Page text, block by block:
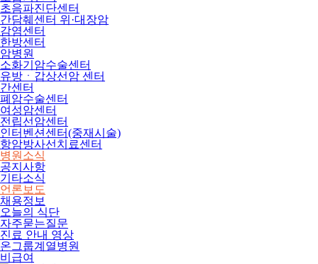
초음파진단센터
간담췌센터 위·대장암
감염센터
한방센터
암병원
소화기암수술센터
유방ㆍ갑상선암 센터
간센터
폐암수술센터
여성암센터
전립선암센터
인터벤션센터(중재시술)
항암방사선치료센터
병원소식
공지사항
기타소식
언론보도
채용정보
오늘의 식단
자주묻는질문
진료 안내 영상
온그룹계열병원
비급여